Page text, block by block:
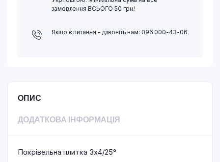
замовлення ВСЬОГО 50 грн.!
Якщо є питання - дзвоніть нам: 096 000-43-06
ОПИС
ДОДАТКОВА ІНФОРМАЦІЯ
Покрівельна плитка 3х4/25°